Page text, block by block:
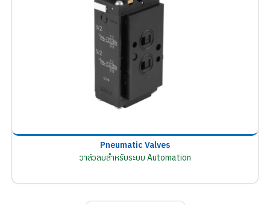
Pneumatic Valves
วาล์วลมสำหรับระบบ Automation